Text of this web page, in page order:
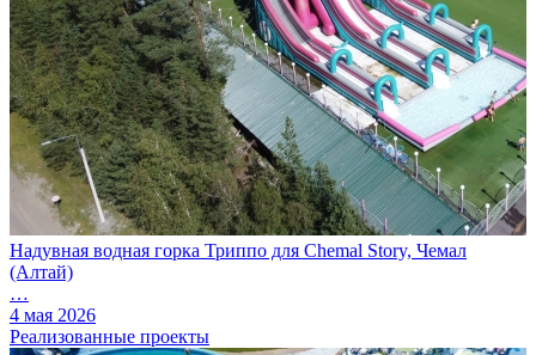
Надувная водная горка Триппо для Chemal Story, Чемал
(Алтай)
…
4 мая 2026
Реализованные проекты